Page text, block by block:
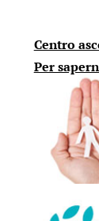
Centro
Per